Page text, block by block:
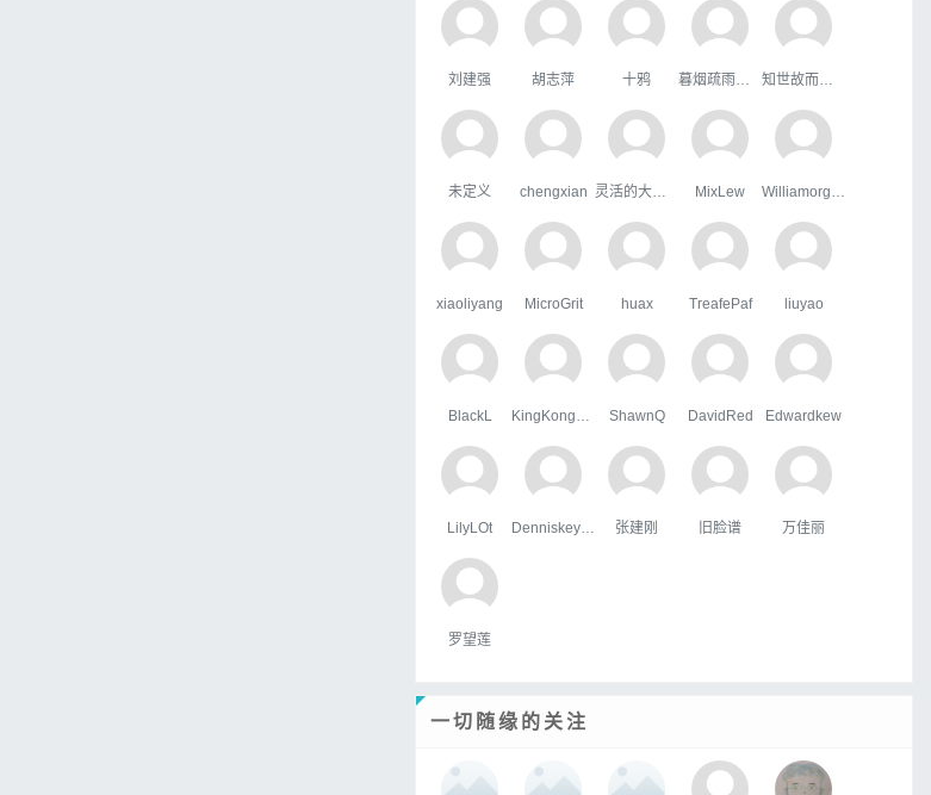
刘建强 胡志萍 十鸦
未定义 chengxian MixLew
xiaoliyang MicroGrit huax TreafePaf liuyao
BlackL ShawnQ DavidRed Edwardkew
LilyLOt 张建刚 旧脸谱 万佳丽
罗望莲
一切随缘的关注